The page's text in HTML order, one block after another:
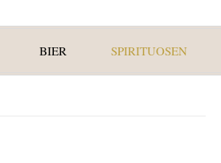
BIER SPIRITUOSEN